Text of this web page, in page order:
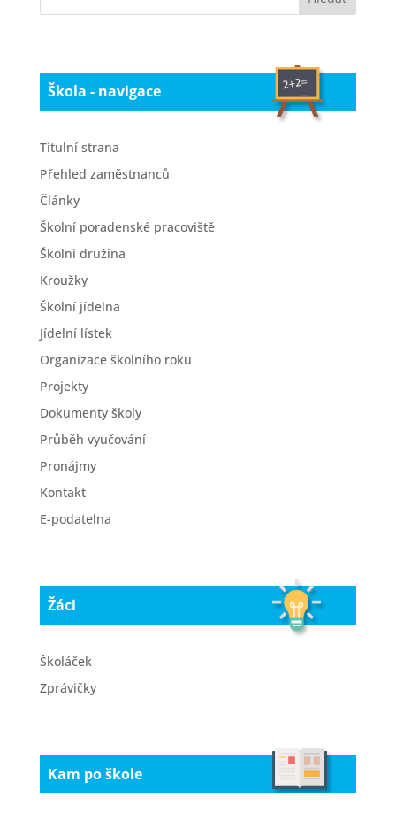
Škola - navigace
Titulní strana
Přehled zaměstnanců
Články
Školní poradenské pracoviště
Školní družina
Kroužky
Školní jídelna
Jídelní lístek
Organizace školního roku
Projekty
Dokumenty školy
Průběh vyučování
Pronájmy
Kontakt
E-podatelna
Žáci
Školáček
Zprávičky
Kam po škole